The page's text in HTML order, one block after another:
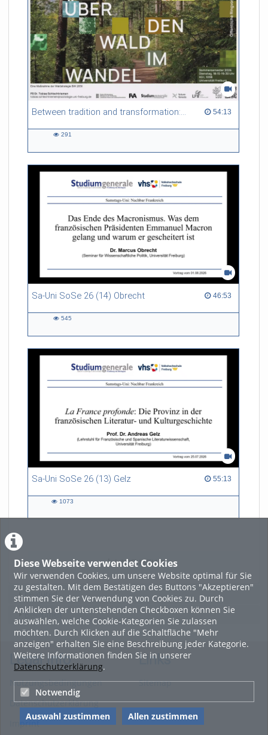
Diese Webseite verwendet Cookies
Wir verwenden Cookies, um unsere Website optimal für Sie
zu gestalten. Mit dem Bestätigen des Buttons "Akzeptieren"
stimmen Sie der Verwendung von Cookies zu. Durch
Anklicken der untenstehenden Checkboxen können Sie
auswählen, welche Cookie-Kategorien Sie zulassen
möchten. Durch Klicken auf die Schaltfläche "Mehr
anzeigen" erhalten Sie eine Beschreibung jeder Kategorie.
Weitere Informationen finden Sie in unserer
Datenschutzerklärung.
Notwendig
Auswahl zustimmen Allen zustimmen
Between tradition and transformation: how owners, advisers and institutions co-create knowledge for resilient forests in Europe 54:13
54:13 duration
291
Sa-Uni SoSe 26 (14) Obrecht 46:53
46:53 duration
545
Sa-Uni SoSe 26 (13) Gelz 55:13
55:13 duration
1073
LADE MEHR
Featured
Beliebtheit
Legal Info
Nutzungsbedingungen
Datenschutzerklärung
Imprint
Links
Sitemap